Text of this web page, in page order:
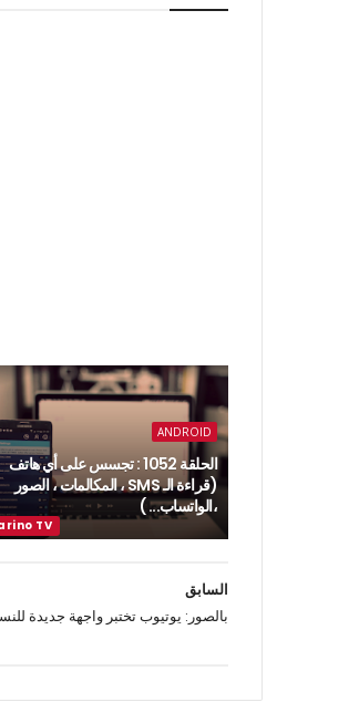
ANDROID
الحلقة 1052 : تجسس على أي هاتف
(قراءة الـ SMS ، المكالمات ، الصور
،الواتساب... )
السابق
بالصور: يوتيوب تختبر واجهة جديدة